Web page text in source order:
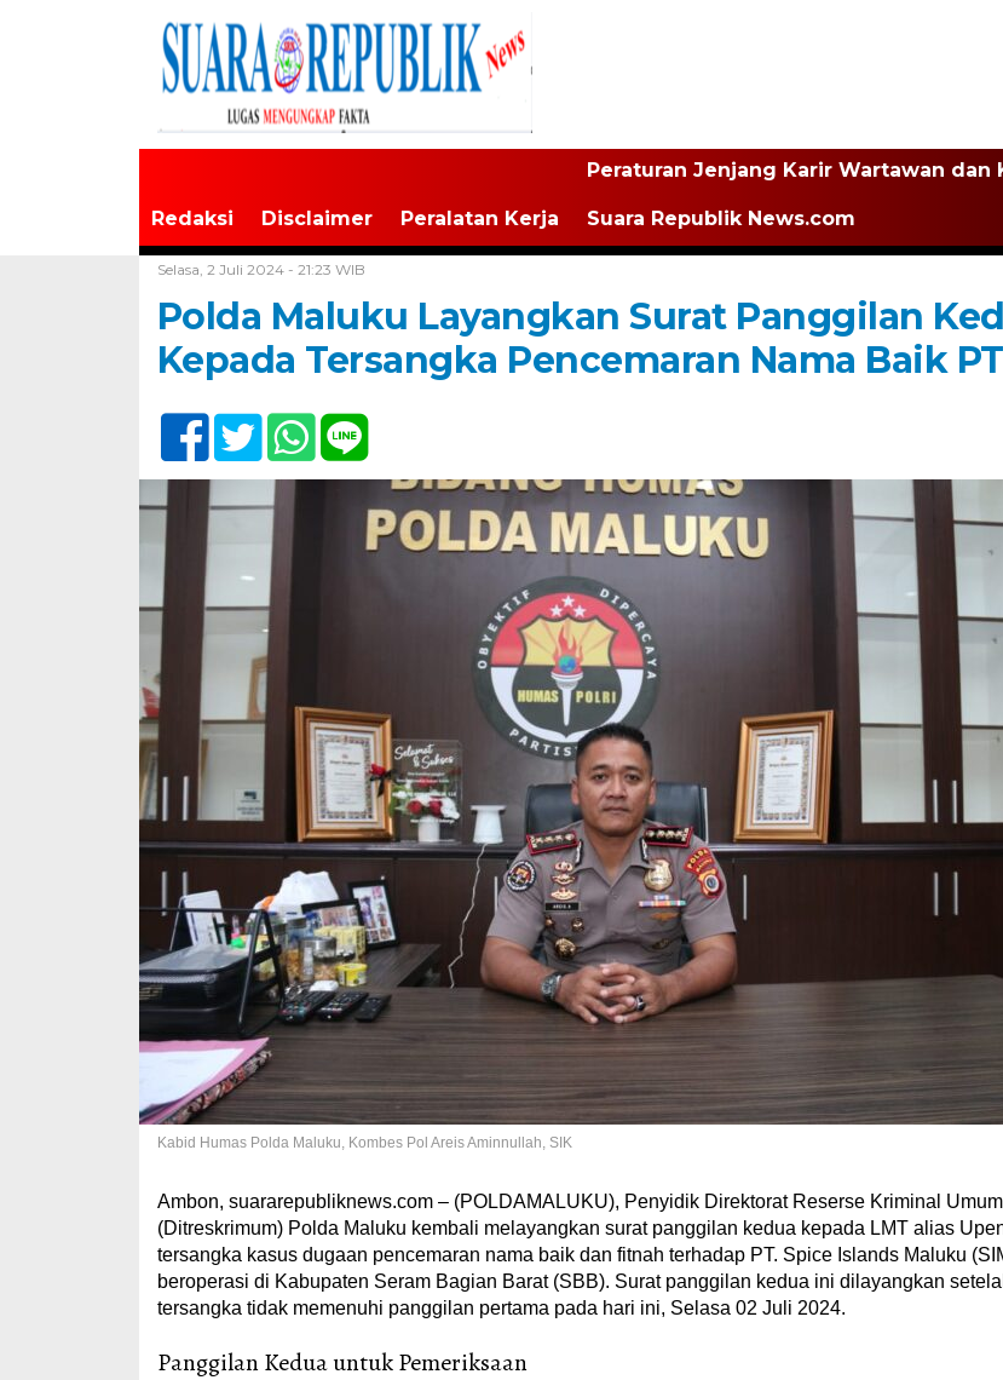
Redaksi Disclaimer Peralatan Kerja
Peraturan Jenjang Karir Wartawan dan
Suara Republik News.com
Selasa, 2 Juli 2024 - 21:23 WIB
Polda Maluku Layangkan Surat Panggilan
Kepada Tersangka Pencemaran Nama Baik
Kabid Humas Polda Maluku, Kombes Pol Areis Aminnullah, SIK
Ambon, suararepubliknews.com – (POLDAMALUKU), Penyidik Direktorat Reserse Kriminal Umum
(Ditreskrimum) Polda Maluku kembali melayangkan surat panggilan kedua kepada LMT alias
tersangka kasus dugaan pencemaran nama baik dan fitnah terhadap PT. Spice Islands Maluku
beroperasi di Kabupaten Seram Bagian Barat (SBB). Surat panggilan kedua ini dilayangkan
tersangka tidak memenuhi panggilan pertama pada hari ini, Selasa 02 Juli 2024.
Panggilan Kedua untuk Pemeriksaan